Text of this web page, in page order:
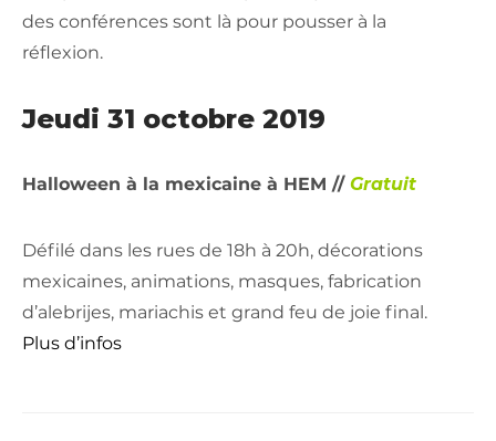
des conférences sont là pour pousser à la
réflexion.
Jeudi 31 octobre 2019
Halloween à la mexicaine à HEM // Gratuit
Défilé dans les rues de 18h à 20h, décorations
mexicaines, animations, masques, fabrication
d’alebrijes, mariachis et grand feu de joie final.
Plus d’infos